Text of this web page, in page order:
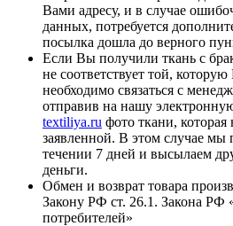
Вами адресу, и в случае
данных, потребуется
посылка дошла до верного
Если Вы получили ткань с
не соответствует той,
необходимо связаться с
отправив на нашу
textiliya.ru фото ткани, которая
заявленной. В этом случае мы
течении 7 дней и высылаем
деньги.
Обмен и возврат товара
Закону РФ ст. 26.1. Закона РФ
потребителей»